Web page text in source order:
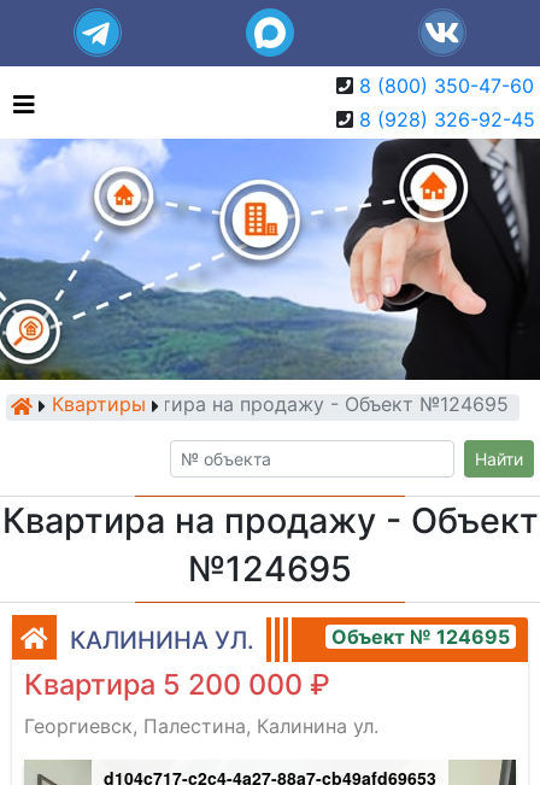
8 (800) 350-47-60
8 (928) 326-92-45
КвартирыКвартира на продажу - Объект №124695
Найти
Квартира на продажу - Объект
№124695
КАЛИНИНА УЛ. Объект № 124695
Квартира 5 200 000 ₽
Георгиевск, Палестина, Калинина ул.
d104c717-c2c4-4a27-88a7-cb49afd69653